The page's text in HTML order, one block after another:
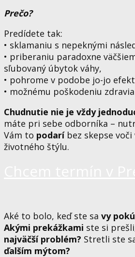
Prečo?
Predídete tak:
• sklamaniu s nepeknými
• priberaniu paradoxne
sľubovaný úbytok váhy,
• pohrome v podobe jo-jo
• možnému poškodeniu zdravia
Chudnutie nie je vždy
máte pri sebe odborníka –
Vám to podaríbez skepse voči
životného štýlu.
Aké to bolo, keď ste sa vy
Akými prekážkami ste si
najväčší problém? Stretli ste
ďalším mýtom?